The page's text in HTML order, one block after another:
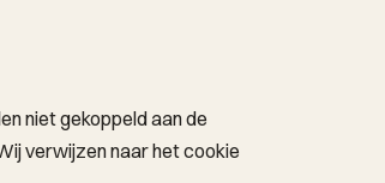
niet gekoppeld aan de
verwijzen naar het cookie